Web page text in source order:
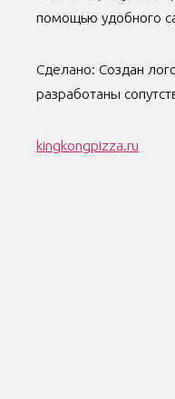
помощью удобного
Сделано: Создан
разработаны
kingkongpizza.ru